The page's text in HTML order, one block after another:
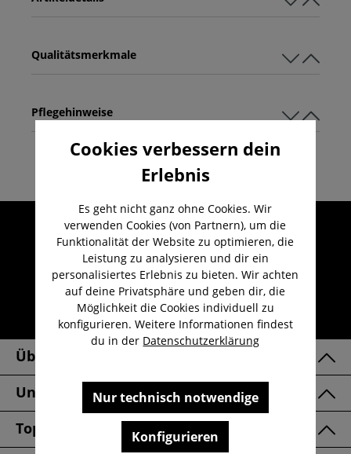
Qualitätsmerkmale
Pflegehinweise
Umfangreicher Kundenservice
Kauf auf Rechnung
Kostenloser Versand ab 29,-€
Lieferzeit 1-3 Werktage
30 Tage kostenlose Retoure
Über Uns
Unsere Marken
Top Kategorien
Cookies verbessern dein
Erlebnis
Es geht nicht ganz ohne Cookies. Wir
verwenden Cookies (von Partnern), um die
Funktionalität der Website zu optimieren, die
Leistung zu analysieren und dir ein
personalisiertes Erlebnis zu bieten. Wir achten
auf deine Privatsphäre und geben dir, die
Möglichkeit die Cookies individuell zu
konfigurieren. Weitere Informationen findest
du in der Datenschutzerklärung
Nur technisch notwendige
Konfigurieren